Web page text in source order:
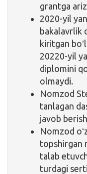
grantga
2020-yil
bakalavrlik
kiritgan
20220-yil
diplomini
olmaydi.
Nomzod
tanlagan
javob
Nomzod
topshirgan
talab
turdagi